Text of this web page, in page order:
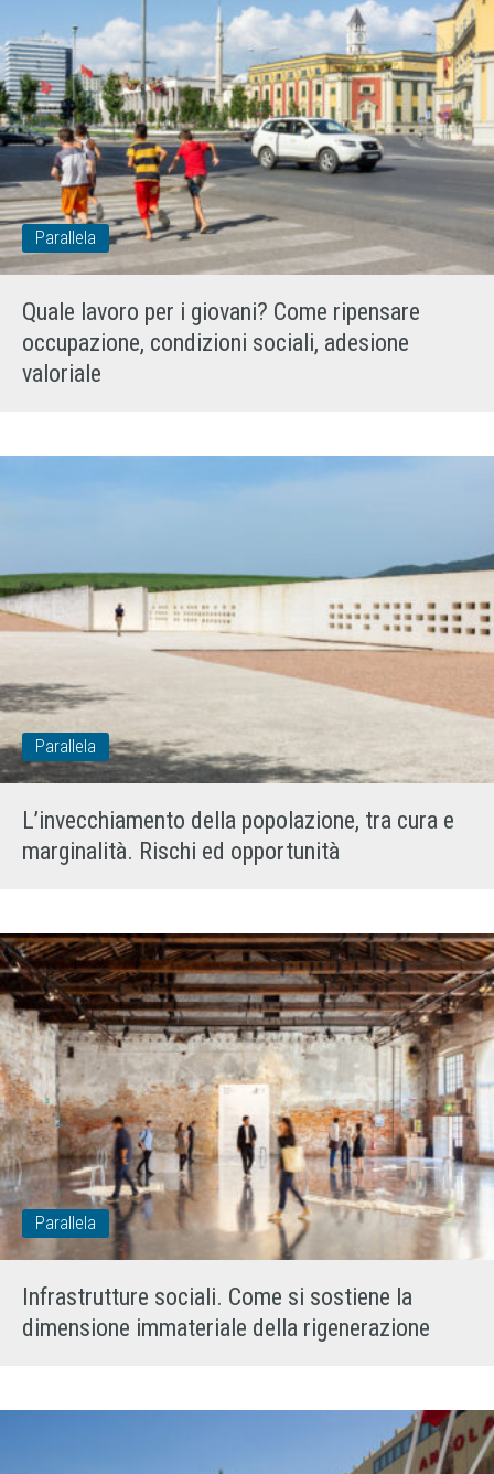
Parallela
Quale lavoro per i giovani? Come ripensare
occupazione, condizioni sociali, adesione
valoriale
Parallela
L’invecchiamento della popolazione, tra cura e
marginalità. Rischi ed opportunità
Parallela
Infrastrutture sociali. Come si sostiene la
dimensione immateriale della rigenerazione